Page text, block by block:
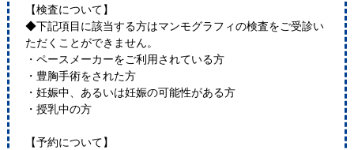
【検査について】
◆下記項目に該当する方はマンモグラフィの検査をご受診い
ただくことができません。
・ペースメーカーをご利用されている方
・豊胸手術をされた方
・妊娠中、あるいは妊娠の可能性がある方
・授乳中の方
【予約について】